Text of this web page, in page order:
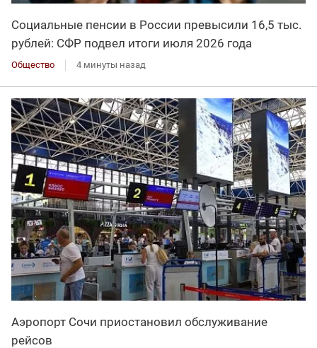
Социальные пенсии в России превысили 16,5 тыс.
рублей: СФР подвел итоги июля 2026 года
Общество 4 минуты назад
Аэропорт Сочи приостановил обслуживание
рейсов